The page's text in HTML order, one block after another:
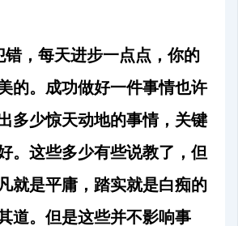
错，每天进步一点点，你的
的。成功做好一件事情也许
多少惊天动地的事情，关键
。这些多少有些说教了，但
就是平庸，踏实就是白痴的
道。但是这些并不影响事